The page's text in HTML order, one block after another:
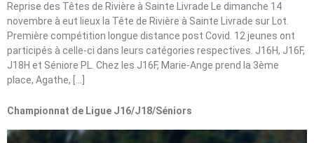
Reprise des Têtes de Rivière à Sainte Livrade Le dimanche 14
novembre à eut lieux la Tête de Rivière à Sainte Livrade sur Lot.
Première compétition longue distance post Covid. 12 jeunes ont
participés à celle-ci dans leurs catégories respectives. J16H, J16F,
J18H et Séniore PL. Chez les J16F, Marie-Ange prend la 3ème
place, Agathe, […]
Championnat de Ligue J16/J18/Séniors